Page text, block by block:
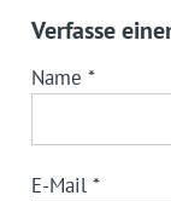
Verfasse
Name *
E-Mail *